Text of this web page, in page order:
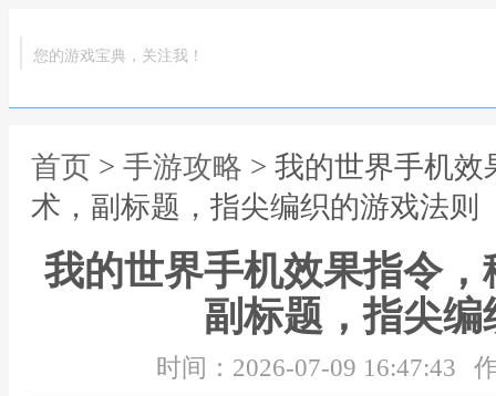
您的游戏宝典，关注我！
首页 > 手游攻略 > 我的世界手机
术，副标题，指尖编织的游戏法则
我的世界手机效果指令
副标题，指尖
时间：2026-07-09 16:47:43